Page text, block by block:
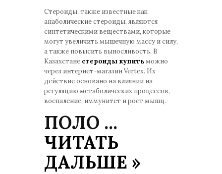
Стероиды, также известные как
анаболические стероиды, являются
синтетическими веществами, которые
могут увеличить мышечную массу и силу,
а также повысить выносливость. В
Казахстане стероиды купитьможно
через интернет-магазин Vertex. Их
действие основано на влиянии на
регуляцию метаболических процессов,
воспаление, иммунитет и рост мышц.
ПОЛО ...
ЧИТАТЬ
ДАЛЬШЕ »